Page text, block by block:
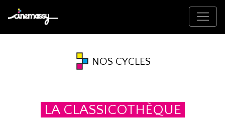
NOS CYCLES
LA CLASSICOTHÈQUE